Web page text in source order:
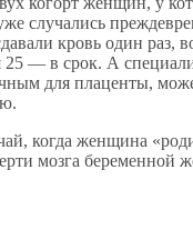
случались
кровь один раз,
— в срок. А
для плаценты,
когда женщина
мозга беременной